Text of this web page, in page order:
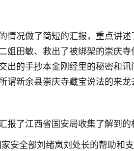
情况做了简短的汇报，重点讲
姐田敏、救出了被绑架的崇庆
出的手抄本金刚经里的秘密和
谓新余县崇庆寺藏宝说法的来龙
报了江西省国安局收集了解到的
安全部刘绪岚刘处长的帮助和